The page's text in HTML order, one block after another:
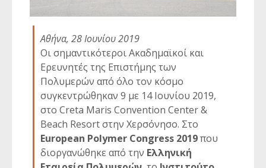
Αθήνα, 28 Ιουνίου 2019
Οι σημαντικότεροι Ακαδημαϊκοί και
Ερευνητές της Επιστήμης των
Πολυμερών από όλο τον κόσμο
συγκεντρώθηκαν 9 με 14 Ιουνίου 2019,
στο Creta Maris Convention Center &
Beach Resort στην Χερσόνησο. Στο
European Polymer Congress 2019που
διοργανώθηκε από την Ελληνική